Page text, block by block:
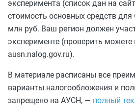
эксперимента (список дан на
стоимость основных средств
млн руб. Ваш регион должен
эксперименте (проверить можете
ausn.nalog.gov.ru).
В материале расписаны все
варианты налогообложения и
запрещено на АУСН, — полный